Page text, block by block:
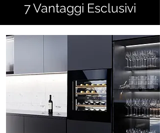
7 Vantaggi Esclusivi